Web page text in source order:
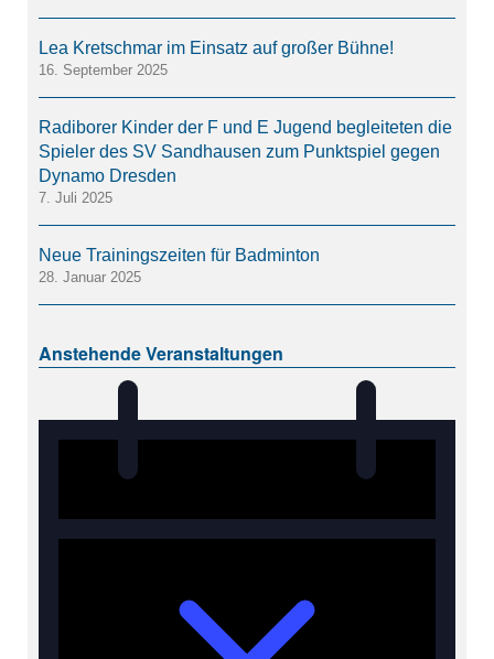
Lea Kretschmar im Einsatz auf großer Bühne!
16. September 2025
Radiborer Kinder der F und E Jugend begleiteten die
Spieler des SV Sandhausen zum Punktspiel gegen
Dynamo Dresden
7. Juli 2025
Neue Trainingszeiten für Badminton
28. Januar 2025
Anstehende Veranstaltungen